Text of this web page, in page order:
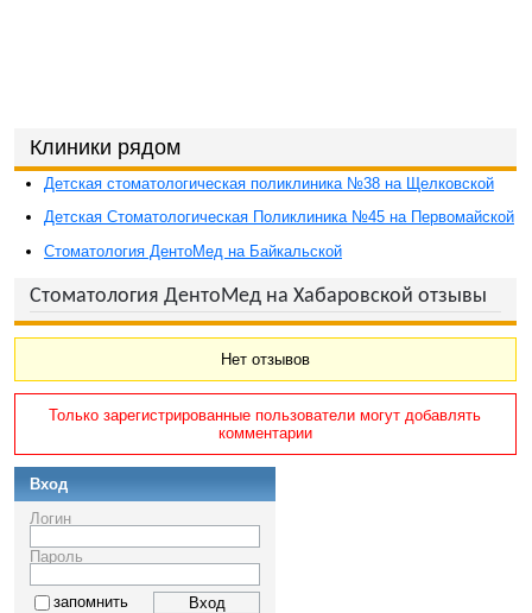
Клиники рядом
Детская стоматологическая поликлиника №38 на Щелковской
Детская Стоматологическая Поликлиника №45 на Первомайской
Стоматология ДентоМед на Байкальской
Стоматология ДентоМед на Хабаровской отзывы
Нет отзывов
Только зарегистрированные пользователи могут добавлять
комментарии
Вход
Логин
Пароль
запомнить